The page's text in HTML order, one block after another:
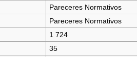
Pareceres Normativos
Pareceres Normativos
1 724
35